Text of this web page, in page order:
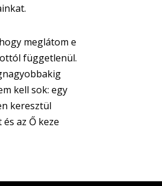
meglátom e
függetlenül.
kell sok: egy
keresztül
az Ő keze